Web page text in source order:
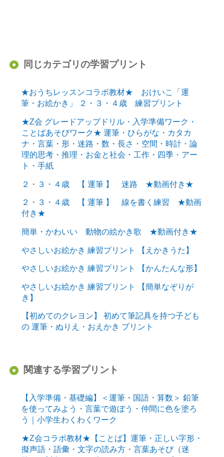
同じカテゴリの学習プリント
★おうちレッスンコラボ教材★ おけいこ「運
筆・お絵かき」 ２・３・４歳 練習プリント
★Z会 グレードアップドリル・入学準備ワーク・
ことばあそびワーク★ 運筆・ひらがな・カタカ
ナ・言葉・形・迷路・数・長さ・空間・時計・論
理的思考・推理・お金と社会・工作・四季・アー
ト・手紙
２・３・４歳 【 運筆 】 迷路 ★動画付き★
２・３・４歳 【 運筆 】 線を書く練習 ★動画
付き★
簡単・かわいい 動物の絵かき歌 ★動画付き★
やさしいお絵かき 練習プリント 【えかきうた】
やさしいお絵かき 練習プリント 【かんたんな形】
やさしいお絵かき 練習プリント 【簡単なぞりが
き】
【初めてのクレヨン】 初めて筆記具を持つ子ども
の 運筆・ぬりえ・おえかき プリント
関連する学習プリント
【入学準備・基礎編】＜運筆・国語・算数＞ 鉛筆
を使ってみよう・言葉で遊ぼう・仲間に色を塗ろ
う｜小学生わくわくワーク
★Z会コラボ教材★【ことば】運筆・正しい字形・
擬声語・語彙・文字の読み方・言葉あそび（迷